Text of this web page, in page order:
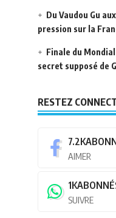
Du Vaudou Gu
pression sur la
Finale du
secret supposé de
RESTEZ
7.2K
AIMER
1K
SUIVRE